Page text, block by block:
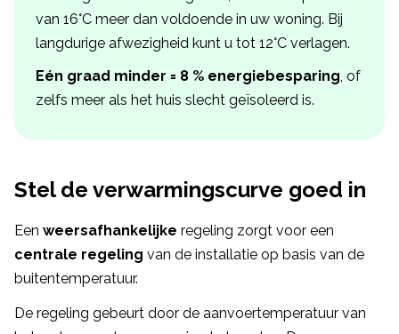
van 16°C meer dan voldoende in uw woning. Bij
langdurige afwezigheid kunt u tot 12°C verlagen.
Eén graad minder = 8 % energiebesparing, of
zelfs meer als het huis slecht geïsoleerd is.
Stel de verwarmingscurve goed in
Een weersafhankelijke regeling zorgt voor een
centrale regeling van de installatie op basis van de
buitentemperatuur.
De regeling gebeurt door de aanvoertemperatuur van